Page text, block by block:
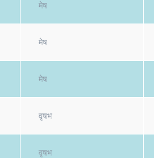
मेष
मेष
मेष
वृषभ
वृषभ